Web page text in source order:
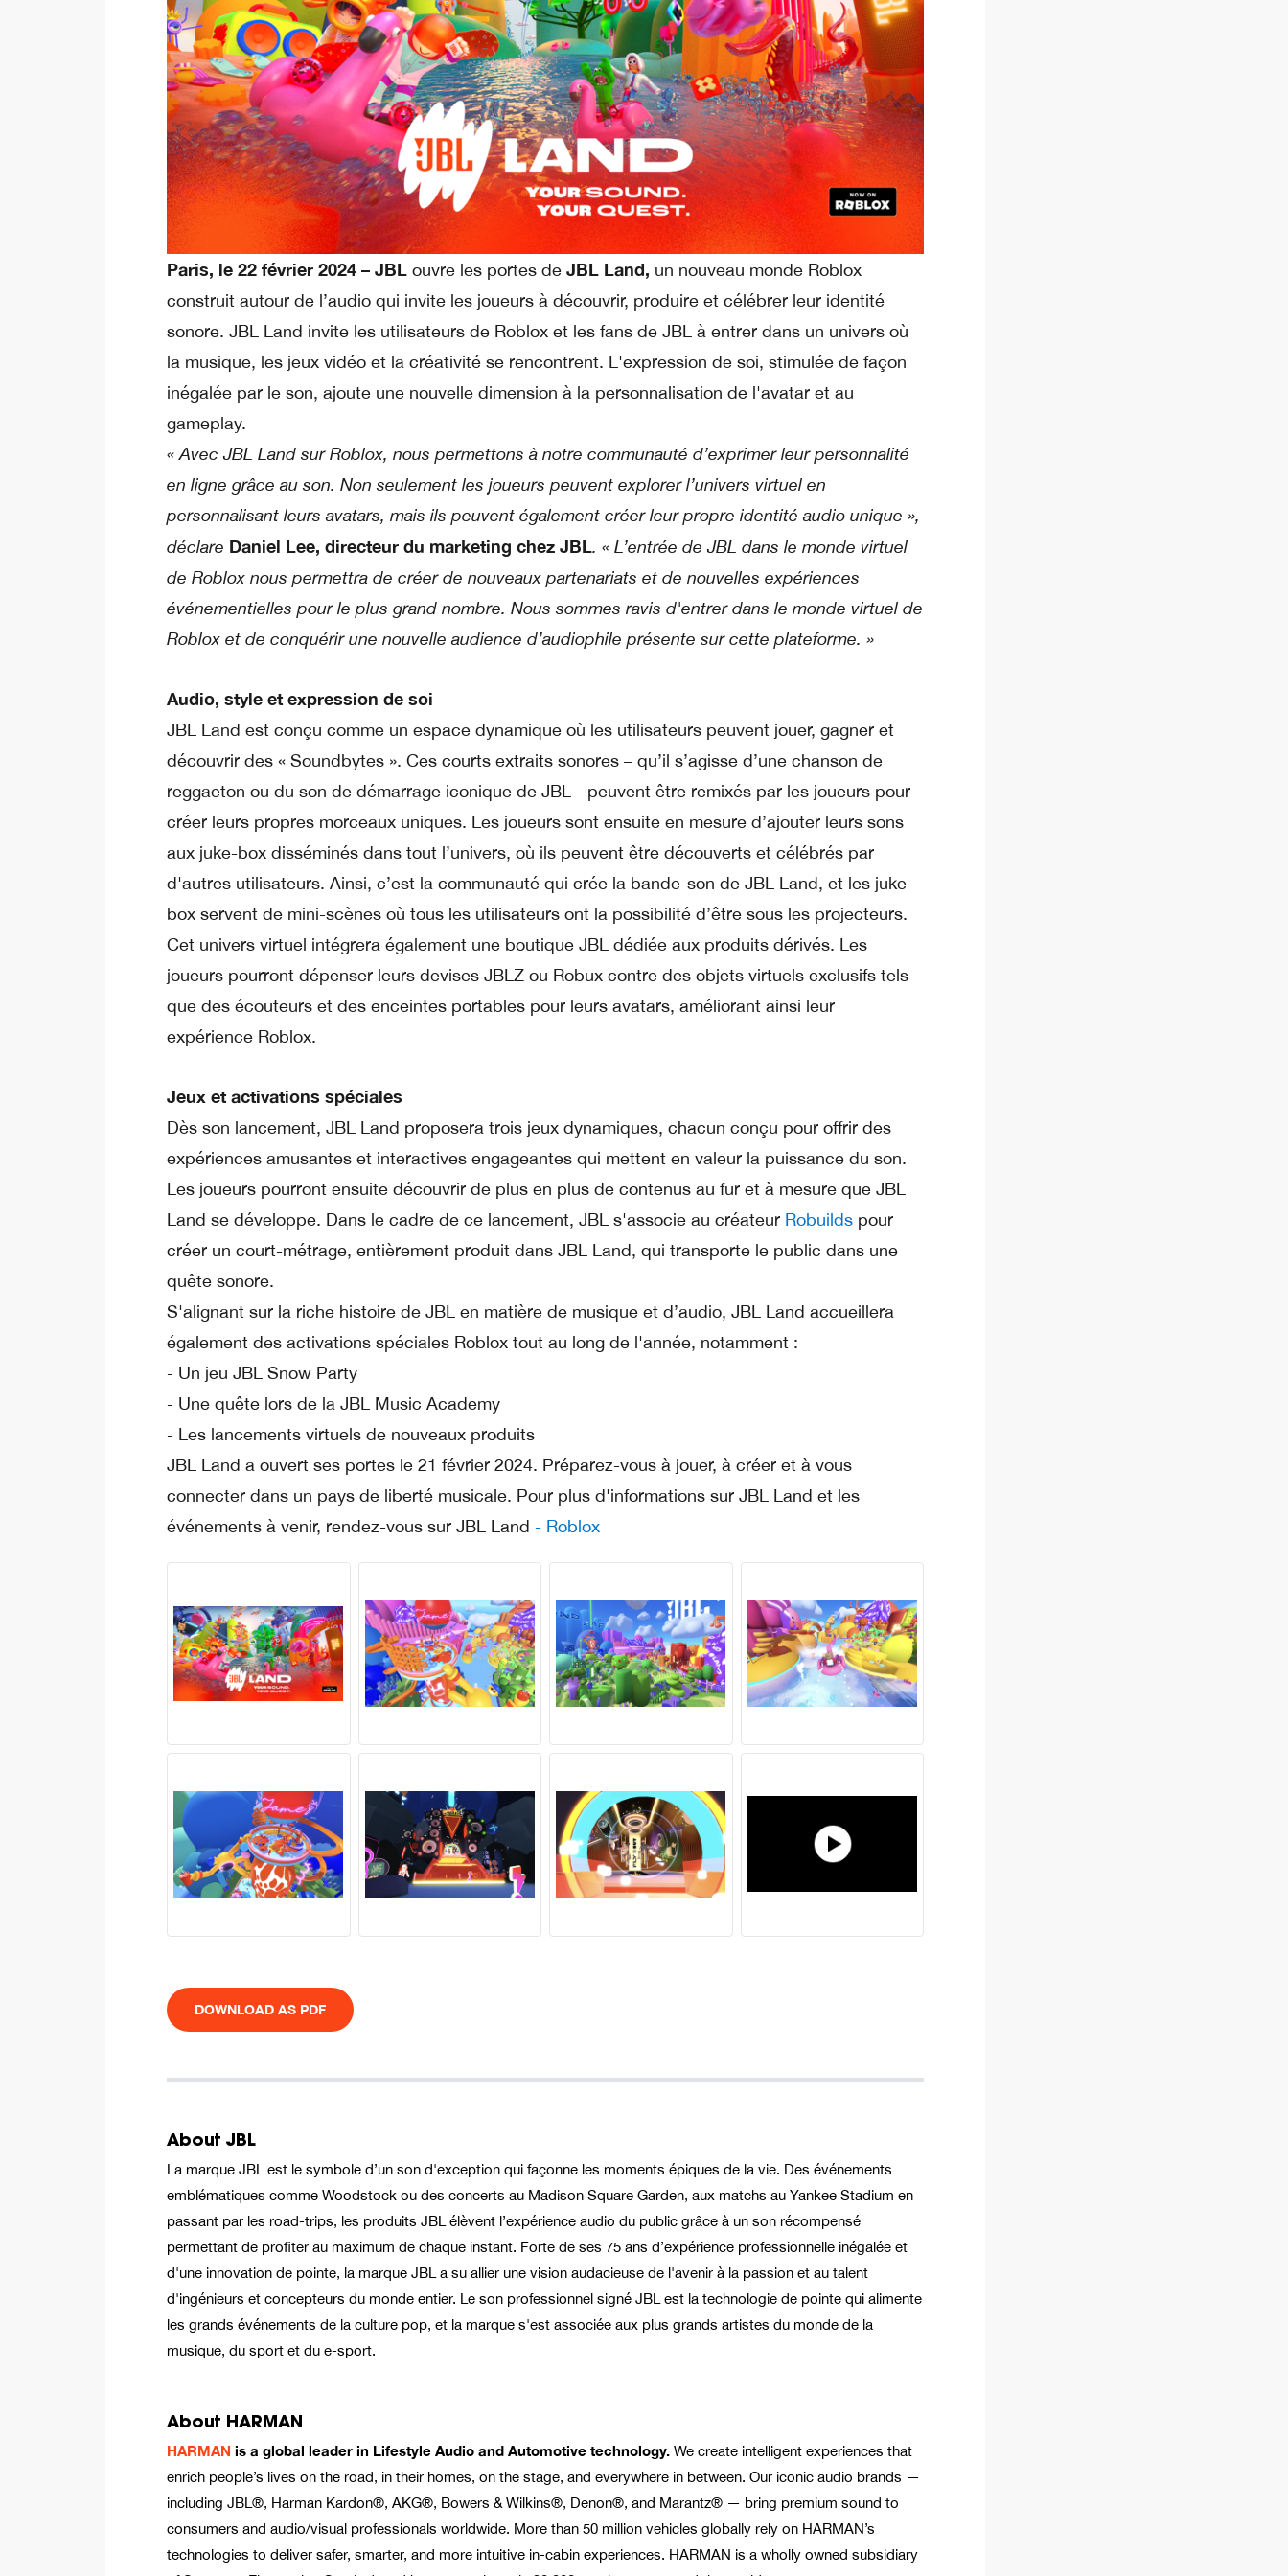
Paris, le 22 février 2024 – JBL ouvre les portes de JBL Land, un nouveau monde Roblox
construit autour de l’audio qui invite les joueurs à découvrir, produire et célébrer leur identité
sonore. JBL Land invite les utilisateurs de Roblox et les fans de JBL à entrer dans un univers où
la musique, les jeux vidéo et la créativité se rencontrent. L'expression de soi, stimulée de façon
inégalée par le son, ajoute une nouvelle dimension à la personnalisation de l'avatar et au
gameplay.
« Avec JBL Land sur Roblox, nous permettons à notre communauté d’exprimer leur personnalité
en ligne grâce au son. Non seulement les joueurs peuvent explorer l’univers virtuel en
personnalisant leurs avatars, mais ils peuvent également créer leur propre identité audio unique »,
déclare Daniel Lee, directeur du marketing chez JBL. « L’entrée de JBL dans le monde virtuel
de Roblox nous permettra de créer de nouveaux partenariats et de nouvelles expériences
événementielles pour le plus grand nombre. Nous sommes ravis d'entrer dans le monde virtuel de
Roblox et de conquérir une nouvelle audience d’audiophile présente sur cette plateforme. »
Audio, style et expression de soi
JBL Land est conçu comme un espace dynamique où les utilisateurs peuvent jouer, gagner et
découvrir des « Soundbytes ». Ces courts extraits sonores – qu’il s’agisse d’une chanson de
reggaeton ou du son de démarrage iconique de JBL - peuvent être remixés par les joueurs pour
créer leurs propres morceaux uniques. Les joueurs sont ensuite en mesure d’ajouter leurs sons
aux juke-box disséminés dans tout l’univers, où ils peuvent être découverts et célébrés par
d'autres utilisateurs. Ainsi, c’est la communauté qui crée la bande-son de JBL Land, et les juke-
box servent de mini-scènes où tous les utilisateurs ont la possibilité d’être sous les projecteurs.
Cet univers virtuel intégrera également une boutique JBL dédiée aux produits dérivés. Les
joueurs pourront dépenser leurs devises JBLZ ou Robux contre des objets virtuels exclusifs tels
que des écouteurs et des enceintes portables pour leurs avatars, améliorant ainsi leur
expérience Roblox.
Jeux et activations spéciales
Dès son lancement, JBL Land proposera trois jeux dynamiques, chacun conçu pour offrir des
expériences amusantes et interactives engageantes qui mettent en valeur la puissance du son.
Les joueurs pourront ensuite découvrir de plus en plus de contenus au fur et à mesure que JBL
Land se développe. Dans le cadre de ce lancement, JBL s'associe au créateur Robuilds pour
créer un court-métrage, entièrement produit dans JBL Land, qui transporte le public dans une
quête sonore.
S'alignant sur la riche histoire de JBL en matière de musique et d’audio, JBL Land accueillera
également des activations spéciales Roblox tout au long de l'année, notamment :
- Un jeu JBL Snow Party
- Une quête lors de la JBL Music Academy
- Les lancements virtuels de nouveaux produits
JBL Land a ouvert ses portes le 21 février 2024. Préparez-vous à jouer, à créer et à vous
connecter dans un pays de liberté musicale. Pour plus d'informations sur JBL Land et les
événements à venir, rendez-vous sur JBL Land - Roblox
DOWNLOAD AS PDF
About JBL
La marque JBL est le symbole d’un son d'exception qui façonne les moments épiques de la vie. Des événements
emblématiques comme Woodstock ou des concerts au Madison Square Garden, aux matchs au Yankee Stadium en
passant par les road-trips, les produits JBL élèvent l’expérience audio du public grâce à un son récompensé
permettant de profiter au maximum de chaque instant. Forte de ses 75 ans d’expérience professionnelle inégalée et
d'une innovation de pointe, la marque JBL a su allier une vision audacieuse de l'avenir à la passion et au talent
d'ingénieurs et concepteurs du monde entier. Le son professionnel signé JBL est la technologie de pointe qui alimente
les grands événements de la culture pop, et la marque s'est associée aux plus grands artistes du monde de la
musique, du sport et du e-sport.
About HARMAN
HARMAN is a global leader in Lifestyle Audio and Automotive technology. We create intelligent experiences that
enrich people’s lives on the road, in their homes, on the stage, and everywhere in between. Our iconic audio brands —
including JBL®, Harman Kardon®, AKG®, Bowers & Wilkins®, Denon®, and Marantz® — bring premium sound to
consumers and audio/visual professionals worldwide. More than 50 million vehicles globally rely on HARMAN’s
technologies to deliver safer, smarter, and more intuitive in-cabin experiences. HARMAN is a wholly owned subsidiary